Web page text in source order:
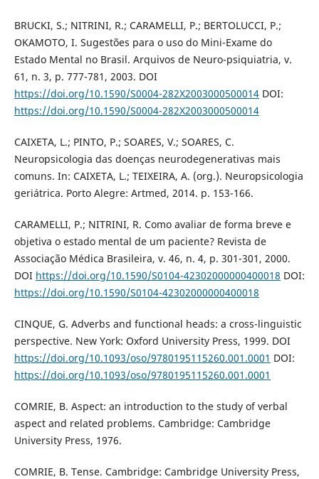
BRUCKI, S.; NITRINI, R.; CARAMELLI, P.; BERTOLUCCI, P.;
OKAMOTO, I. Sugestões para o uso do Mini-Exame do
Estado Mental no Brasil. Arquivos de Neuro-psiquiatria, v.
61, n. 3, p. 777-781, 2003. DOI
https://doi.org/10.1590/S0004-282X2003000500014DOI:
https://doi.org/10.1590/S0004-282X2003000500014
CAIXETA, L.; PINTO, P.; SOARES, V.; SOARES, C.
Neuropsicologia das doenças neurodegenerativas mais
comuns. In: CAIXETA, L.; TEIXEIRA, A. (org.). Neuropsicologia
geriátrica. Porto Alegre: Artmed, 2014. p. 153-166.
CARAMELLI, P.; NITRINI, R. Como avaliar de forma breve e
objetiva o estado mental de um paciente? Revista de
Associação Médica Brasileira, v. 46, n. 4, p. 301-301, 2000.
DOI https://doi.org/10.1590/S0104-42302000000400018 DOI:
https://doi.org/10.1590/S0104-42302000000400018
CINQUE, G. Adverbs and functional heads: a cross-linguistic
perspective. New York: Oxford University Press, 1999. DOI
https://doi.org/10.1093/oso/9780195115260.001.0001 DOI:
https://doi.org/10.1093/oso/9780195115260.001.0001
COMRIE, B. Aspect: an introduction to the study of verbal
aspect and related problems. Cambridge: Cambridge
University Press, 1976.
COMRIE, B. Tense. Cambridge: Cambridge University Press,